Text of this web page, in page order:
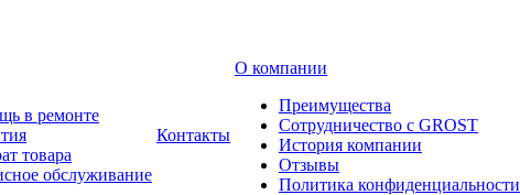
в ремонте
товара
обслуживание
Контакты
О компании
Преимущества
Сотрудничество с GROST
История компании
Отзывы
Политика конфиденциальности